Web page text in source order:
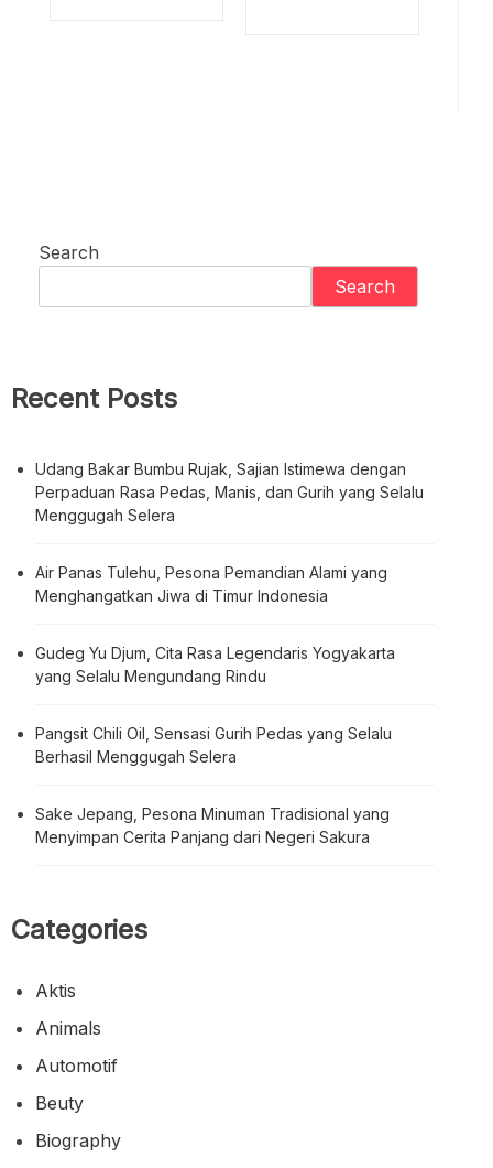
Search
Search
Recent Posts
Udang Bakar Bumbu Rujak, Sajian Istimewa dengan
Perpaduan Rasa Pedas, Manis, dan Gurih yang Selalu
Menggugah Selera
Air Panas Tulehu, Pesona Pemandian Alami yang
Menghangatkan Jiwa di Timur Indonesia
Gudeg Yu Djum, Cita Rasa Legendaris Yogyakarta
yang Selalu Mengundang Rindu
Pangsit Chili Oil, Sensasi Gurih Pedas yang Selalu
Berhasil Menggugah Selera
Sake Jepang, Pesona Minuman Tradisional yang
Menyimpan Cerita Panjang dari Negeri Sakura
Categories
Aktis
Animals
Automotif
Beuty
Biography